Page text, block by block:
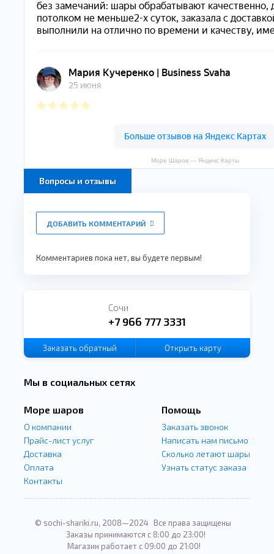
Море Шаров — Яндекс Карты
Вопросы и отзывы
ДОБАВИТЬ КОММЕНТАРИЙ
Комментариев пока нет, вы будете первым!
Сочи
+7 966 777 3331
Заказать обратный
Открыть карту
Мы в социальных сетях
Море шаров
О компании
Прайс-лист услуг
Доставка
Оплата
Контакты
Помощь
Заказать звонок
Написать нам письмо
Сколько летают шары
Узнать статус заказа
© sochi-shariki.ru, 2008—2024 Все права защищены
Заказы принимаются с 8:00 до 23:00!
Магазин работает с 09:00 до 21:00!